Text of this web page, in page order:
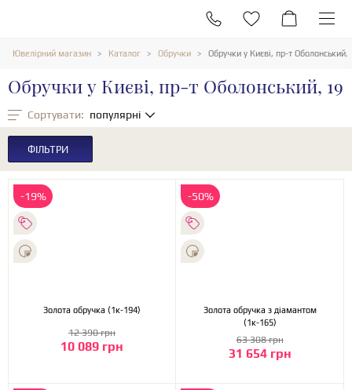
Ювелірний магазин Каталог Обручки Обручки у Києві, пр-т Оболонський,
Обручки у Києві, пр-т Оболонський, 19
Сортувати: популярні
ФІЛЬТРИ
-19%
Золота обручка (1к-194)
10 089 грн
12 390 грн
-50%
Золота обручка з діамантом
(1к-165)
31 654 грн
63 308 грн